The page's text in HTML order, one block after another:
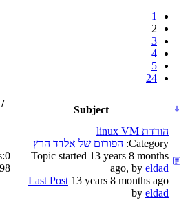
1
2
3
4
5
24
Subject
הורדת linux VM
Category: הפורום של אלדד הרץ
Topic started 13 years 8 months
ago, by eldad
Last Post 13 years 8 months ago
by eldad
0